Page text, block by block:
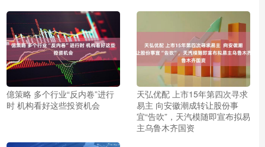
億策略 多个行业“反内卷”进行
时 机构看好这些投资机会
天弘优配 上市15年第四次寻求
易主 向安徽潮成转让股份事
宜“告吹”，天汽模随即宣布拟易
主乌鲁木齐国资